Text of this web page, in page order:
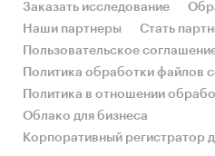
Заказать исследование
Наши партнеры
Стать
Пользовательское
Политика обработки файлов
Политика в отношении
Облако для бизнеса
Корпоративный регистратор